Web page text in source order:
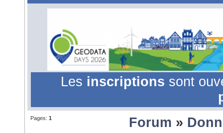
Les inscriptions sont
Pages: 1 Forum »